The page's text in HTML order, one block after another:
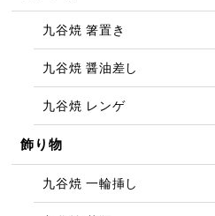
九谷焼 箸置き
九谷焼 醤油差し
九谷焼 レンゲ
飾り物
九谷焼 一輪挿し